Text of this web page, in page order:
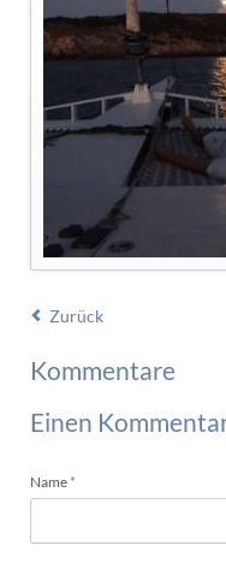
Zurück
Kommentare
Einen
Pflichtfeld
Name *